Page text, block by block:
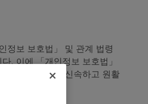
정보 보호법」 및 관계 법령
. 이에 「개인정보 보호법」
관련한 고충을 신속하고 원활
다.